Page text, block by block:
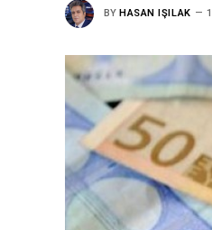
BY HASAN IŞILAK